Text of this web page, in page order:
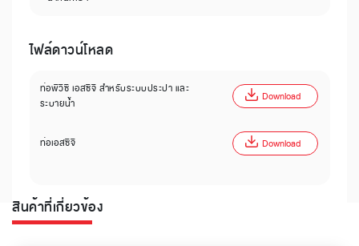
ไฟล์ดาวน์โหลด
ท่อพีวีซี เอสซีจี สำหรับระบบประปา และ
ระบายน้ำ
Download
ท่อเอสซีจี Download
สินค้าที่เกี่ยวข้อง